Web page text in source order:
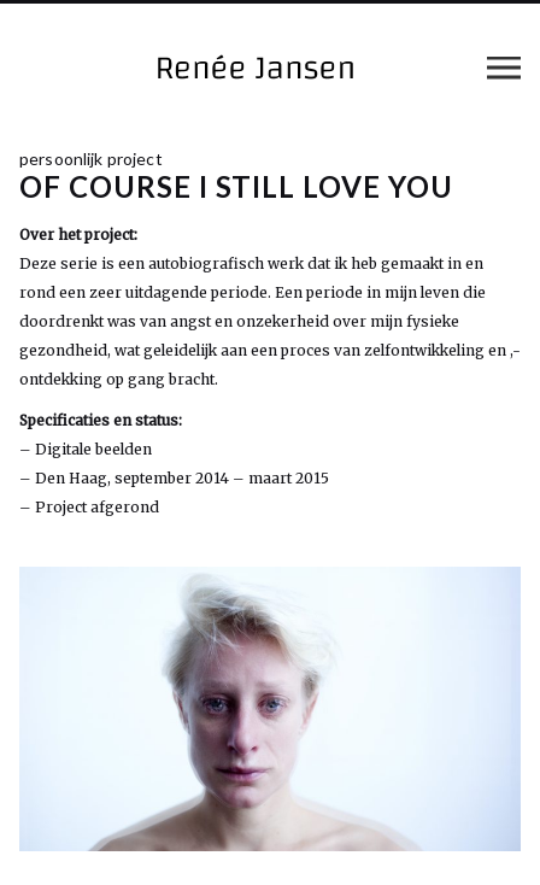
persoonlijk project
OF COURSE I STILL LOVE YOU
Over het project:
Deze serie is een autobiografisch werk dat ik heb gemaakt in en
rond een zeer uitdagende periode. Een periode in mijn leven die
doordrenkt was van angst en onzekerheid over mijn fysieke
gezondheid, wat geleidelijk aan een proces van zelfontwikkeling en ,-
ontdekking op gang bracht.
Specificaties en status:
– Digitale beelden
– Den Haag, september 2014 – maart 2015
– Project afgerond